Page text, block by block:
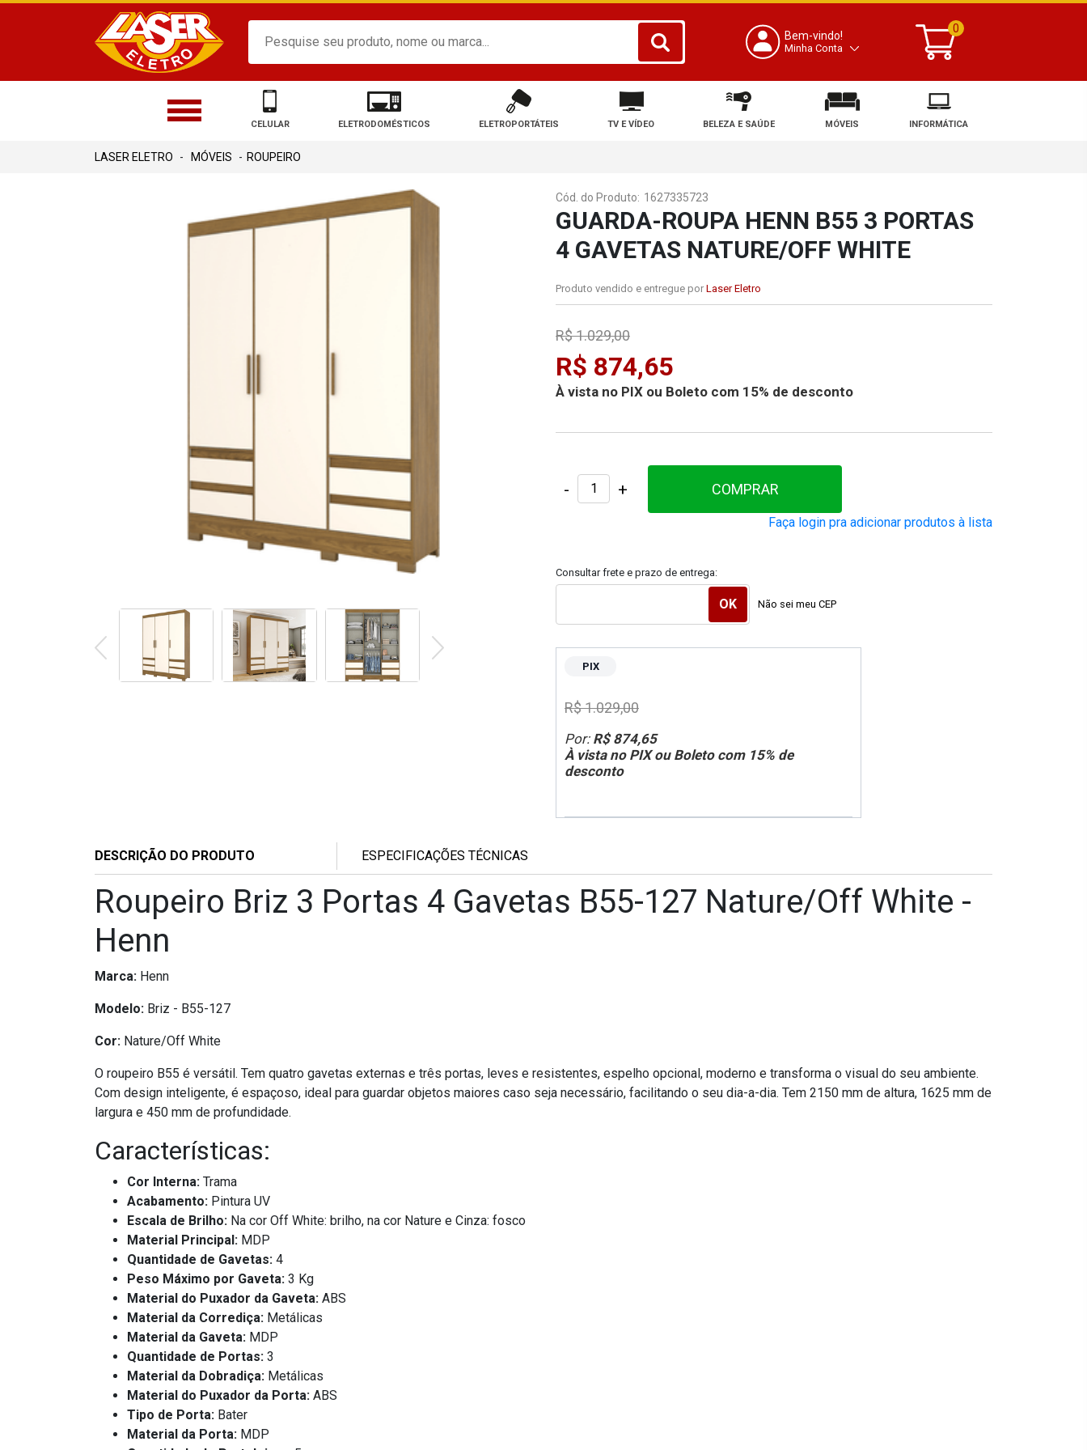
Bem-vindo!
Minha Conta
0
CELULAR ELETRODOMÉSTICOS ELETROPORTÁTEIS TV E VÍDEO BELEZA E SAÚDE MÓVEIS INFORMÁTICA
MÓVEIS ROUPEIRO
Cód. do Produto: 1627335723
GUARDA-ROUPA HENN B55 3 PORTAS
4 GAVETAS NATURE/OFF WHITE
Produto vendido e entregue por Laser Eletro
R$ 874,65
À vista no PIX ou Boleto com 15% de desconto
R$ 1.029,00
- + COMPRAR
Faça login pra adicionar produtos à lista
Consultar frete e prazo de entrega:
Não sei meu CEP
PIX
Por: R$ 874,65
À vista no PIX ou Boleto com 15% de
desconto
R$ 1.029,00
DESCRIÇÃO DO PRODUTO ESPECIFICAÇÕES TÉCNICAS
Roupeiro Briz 3 Portas 4 Gavetas B55-127 Nature/Off White -
Henn
Marca: Henn
Modelo: Briz - B55-127
Cor: Nature/Off White
O roupeiro B55 é versátil. Tem quatro gavetas externas e três portas, leves e resistentes, espelho opcional, moderno e transforma o visual do seu ambiente.
Com design inteligente, é espaçoso, ideal para guardar objetos maiores caso seja necessário, facilitando o seu dia-a-dia. Tem 2150 mm de altura, 1625 mm de
largura e 450 mm de profundidade.
Características:
Cor Interna: Trama
Acabamento: Pintura UV
Escala de Brilho: Na cor Off White: brilho, na cor Nature e Cinza: fosco
Material Principal: MDP
Quantidade de Gavetas: 4
Peso Máximo por Gaveta: 3 Kg
Material do Puxador da Gaveta: ABS
Material da Corrediça: Metálicas
Material da Gaveta: MDP
Quantidade de Portas: 3
Material da Dobradiça: Metálicas
Material do Puxador da Porta: ABS
Tipo de Porta: Bater
Material da Porta: MDP